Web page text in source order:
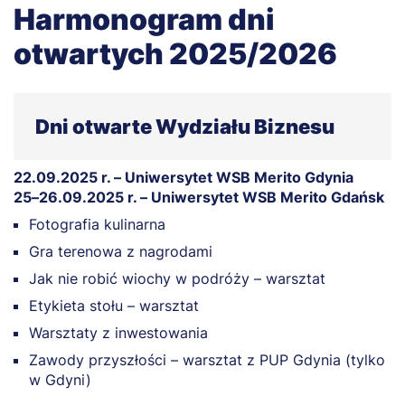
Harmonogram dni
otwartych 2025/2026
Dni otwarte Wydziału Biznesu
22.09.2025 r. – Uniwersytet WSB Merito Gdynia
25–26.09.2025 r. – Uniwersytet WSB Merito Gdańsk
Fotografia kulinarna
Gra terenowa z nagrodami
Jak nie robić wiochy w podróży – warsztat
Etykieta stołu – warsztat
Warsztaty z inwestowania
Zawody przyszłości – warsztat z PUP Gdynia (tylko
w Gdyni)